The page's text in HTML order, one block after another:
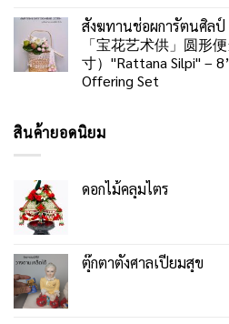
สังฆทานช่อผการัตนศิล
「宝花艺术供」圆形
寸）"Rattana Silpi" –
Offering Set
สินค้ายอดนิยม
ดอกไม้คลุมไตร
ตุ๊กตาตั้งศาลเปี่ยมสุข